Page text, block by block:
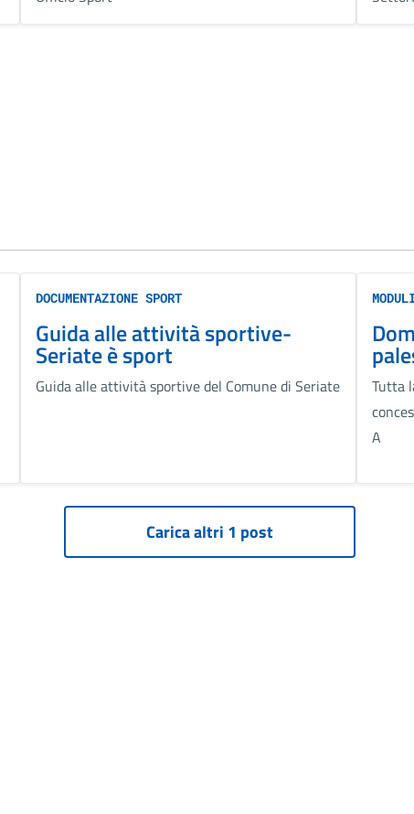
DOCUMENTAZIONE SPORT
Guida alle attività sportive-
Seriate è sport
Guida alle attività sportive del Comune di Seriate
Tutta
A